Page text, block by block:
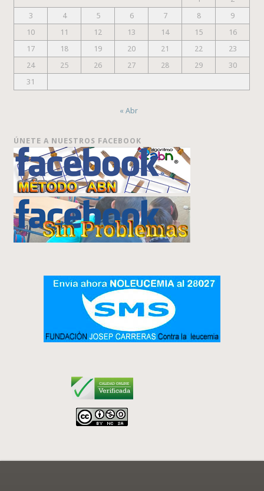
3
4 5 6 7 8
9
10
11 12 13 14 15
16
17
18 19 20 21 22
23
24
25 26 27 28 29
30
31
« Abr
ÚNETE A NUESTROS FACEBOOK